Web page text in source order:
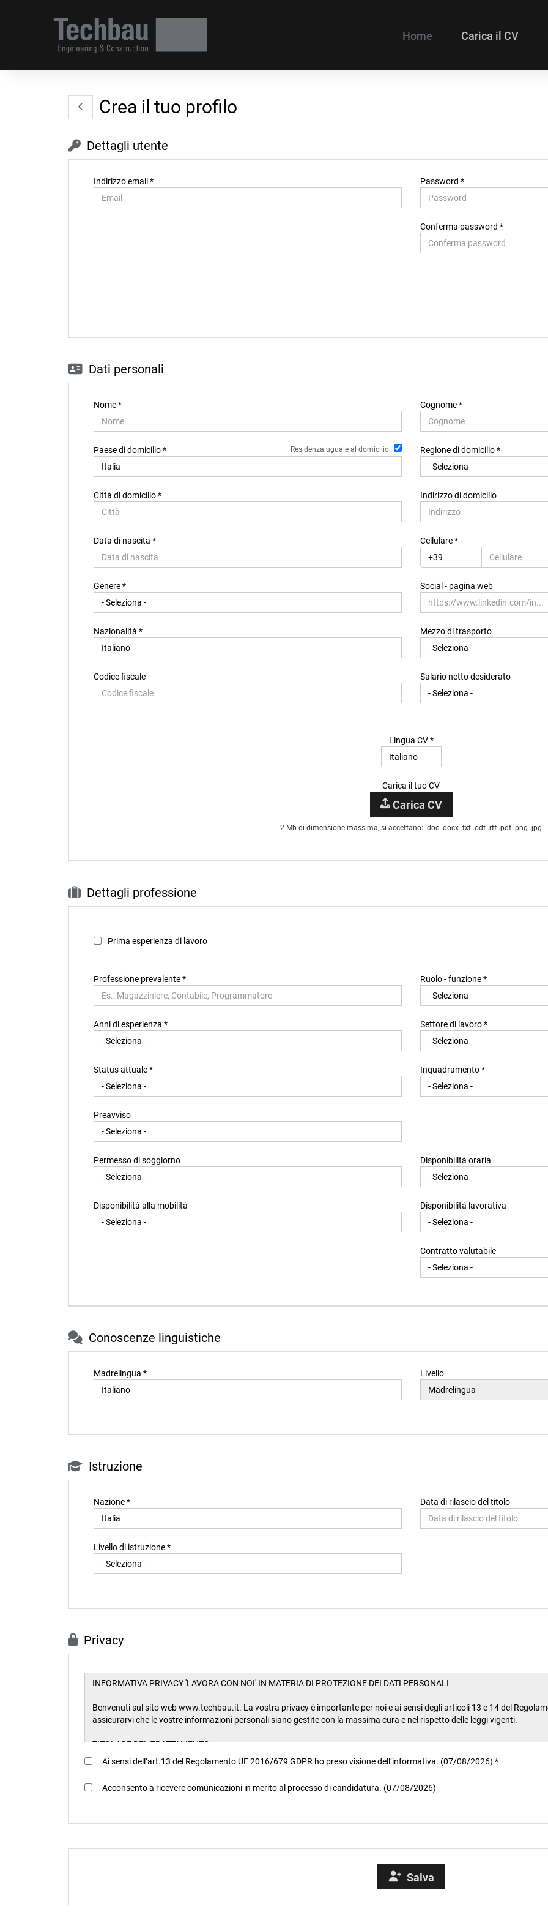
Home Carica il CV
Crea il tuo profilo
Dettagli utente
Indirizzo email * Password *
Conferma password *
Dati personali
Nome * Cognome *
Paese di domicilio * Residenza uguale al domicilio Regione di domicilio *
Città di domicilio * Indirizzo di domicilio
Paese di residenza * Regione di residenza *
Città di residenza Indirizzo di residenza
Data di nascita *
Genere *
Nazionalità *
Codice fiscale
Cellulare *
Social - pagina web
Mezzo di trasporto
Salario netto desiderato
Lingua CV *
Carica il tuo CV
Carica CV
2 Mb di dimensione massima, si accettano: .doc .docx .txt .odt .rtf .pdf .png .jpg
Dettagli professione
Prima esperienza di lavoro
Professione prevalente* Ruolo - funzione *
Anni di esperienza *
Status attuale *
Preavviso
Settore di lavoro *
Inquadramento *
Permesso di soggiorno
Disponibilità alla mobilità
Disponibilità oraria
Disponibilità lavorativa
Contratto valutabile
Conoscenze linguistiche
Madrelingua * Livello
Istruzione
Nazione *
Livello di istruzione *
Data di rilascio del titolo
Privacy
Ai sensi dell’art.13 del Regolamento UE 2016/679 GDPR ho preso visione dell’informativa. (07/08/2026) *
Acconsento a ricevere comunicazioni in merito al processo di candidatura. (07/08/2026)
Salva